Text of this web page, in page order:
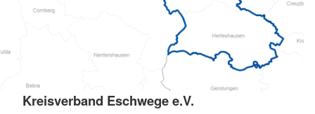
Kreisverband Eschwege e.V.